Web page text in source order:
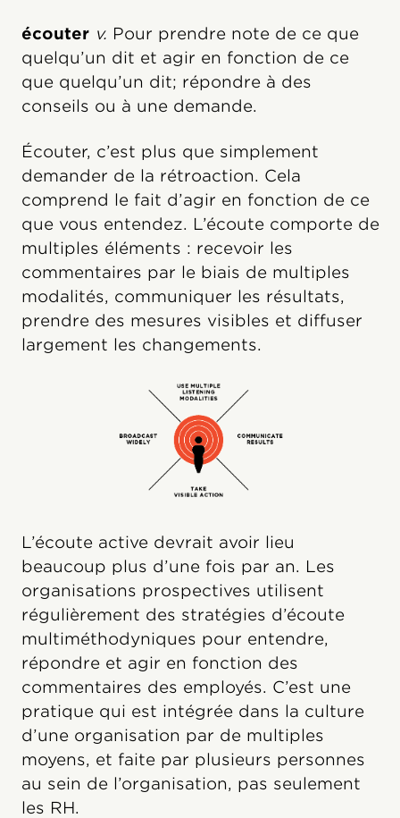
écouter v. Pour prendre note de ce que
quelqu’un dit et agir en fonction de ce
que quelqu’un dit; répondre à des
conseils ou à une demande.
Écouter, c’est plus que simplement
demander de la rétroaction. Cela
comprend le fait d’agir en fonction de ce
que vous entendez. L’écoute comporte de
multiples éléments : recevoir les
commentaires par le biais de multiples
modalités, communiquer les résultats,
prendre des mesures visibles et diffuser
largement les changements.
L’écoute active devrait avoir lieu
beaucoup plus d’une fois par an. Les
organisations prospectives utilisent
régulièrement des stratégies d’écoute
multiméthodyniques pour entendre,
répondre et agir en fonction des
commentaires des employés. C’est une
pratique qui est intégrée dans la culture
d’une organisation par de multiples
moyens, et faite par plusieurs personnes
au sein de l’organisation, pas seulement
les RH.